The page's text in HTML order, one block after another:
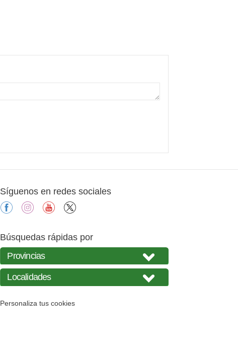
Síguenos en redes sociales
facebookinstagramyoutube
Búsquedas rápidas por
Personaliza tus cookies